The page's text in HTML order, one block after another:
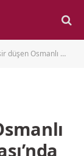
askerleri Nargin Adası’nda hapsedildi